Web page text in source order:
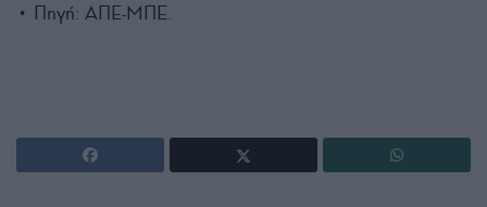
• Πηγή: ΑΠΕ-ΜΠΕ.